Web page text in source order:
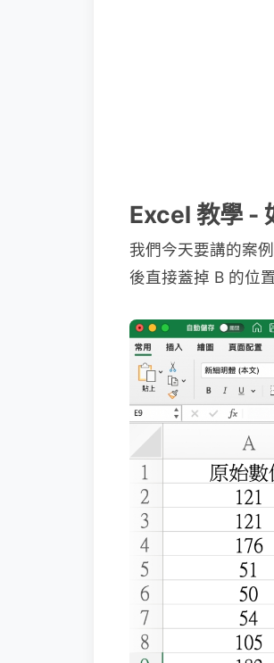
Excel 教學 -
我們今天要講的案
後直接蓋掉 B 的位